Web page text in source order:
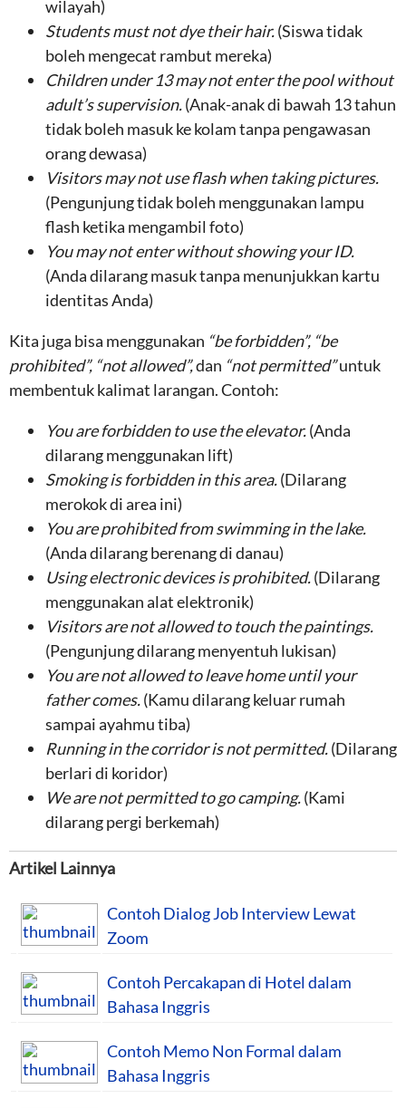
wilayah)
Students must not dye their hair.(Siswa tidak
boleh mengecat rambut mereka)
Children under 13 may not enter the pool without
adult’s supervision.(Anak-anak di bawah 13 tahun
tidak boleh masuk ke kolam tanpa pengawasan
orang dewasa)
Visitors may not use flash when taking pictures.
(Pengunjung tidak boleh menggunakan lampu
flash ketika mengambil foto)
You may not enter without showing your ID.
(Anda dilarang masuk tanpa menunjukkan kartu
identitas Anda)
Kita juga bisa menggunakan “be forbidden”, “be
prohibited”, “not allowed”,dan “not permitted”untuk
membentuk kalimat larangan. Contoh:
You are forbidden to use the elevator.(Anda
dilarang menggunakan lift)
Smoking is forbidden in this area.(Dilarang
merokok di area ini)
You are prohibited from swimming in the lake.
(Anda dilarang berenang di danau)
Using electronic devices is prohibited.(Dilarang
menggunakan alat elektronik)
Visitors are not allowed to touch the paintings.
(Pengunjung dilarang menyentuh lukisan)
You are not allowed to leave home until your
father comes.(Kamu dilarang keluar rumah
sampai ayahmu tiba)
Running in the corridor is not permitted.(Dilarang
berlari di koridor)
We are not permitted to go camping.(Kami
dilarang pergi berkemah)
Artikel Lainnya
Contoh Dialog Job Interview Lewat
Zoom
Contoh Percakapan di Hotel dalam
Bahasa Inggris
Contoh Memo Non Formal dalam
Bahasa Inggris